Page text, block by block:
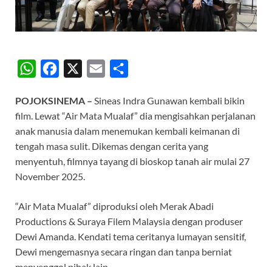
W
a
t
s
A
p
c
e
o
o
a
i
a
r
POJOKSINEMA – Sineas Indra Gunawan kembali bikin
film. Lewat “Air Mata Mualaf” dia mengisahkan perjalanan
anak manusia dalam menemukan kembali keimanan di
tengah masa sulit. Dikemas dengan cerita yang
menyentuh, filmnya tayang di bioskop tanah air mulai 27
November 2025.
“Air Mata Mualaf” diproduksi oleh Merak Abadi
Productions & Suraya Filem Malaysia dengan produser
Dewi Amanda. Kendati tema ceritanya lumayan sensitif,
Dewi mengemasnya secara ringan dan tanpa berniat